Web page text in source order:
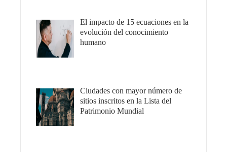
El impacto de 15 ecuaciones en la
evolución del conocimiento
humano
Ciudades con mayor número de
sitios inscritos en la Lista del
Patrimonio Mundial